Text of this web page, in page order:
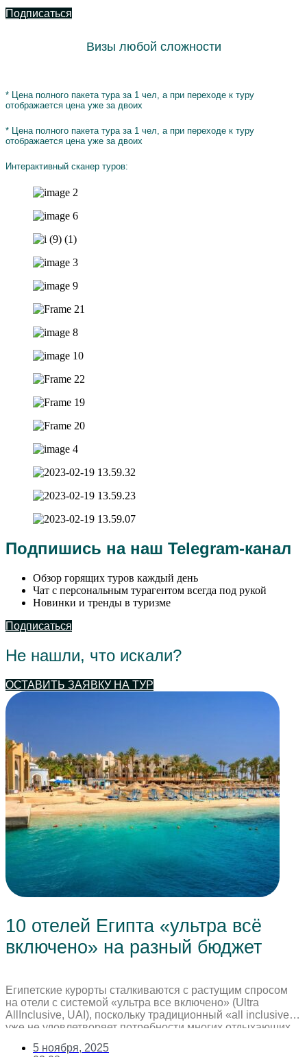
Подписаться
Визы любой сложности
* Цена полного пакета тура за 1 чел, а при переходе к туру
отображается цена уже за двоих
* Цена полного пакета тура за 1 чел, а при переходе к туру
отображается цена уже за двоих
Интерактивный сканер туров:
Подпишись на наш Telegram-канал
Обзор горящих туров каждый день
Чат с персональным турагентом всегда под рукой
Новинки и тренды в туризме
Подписаться
Не нашли, что искали?
ОСТАВИТЬ ЗАЯВКУ НА ТУР
10 отелей Египта «ультра всё
включено» на разный бюджет
Египетские курорты сталкиваются с растущим спросом
на отели с системой «ультра все включено» (Ultra
AllInclusive, UAI), поскольку традиционный «all inclusive»
уже не удовлетворяет потребности многих отдыхающих.
бронирований по этой системе, что связано с
5 ноября, 2025